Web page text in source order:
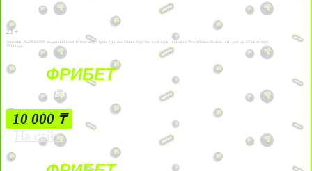
21+
Лицензии №24514359, выданной комитетом индустрии туризма Министерства культуры и спорта Республики Казахстан срок до 27 сентября
2034 года.
ФРИБЕТ
БЕЗ УСЛОВИЙ
10 000 ₸
На сайт